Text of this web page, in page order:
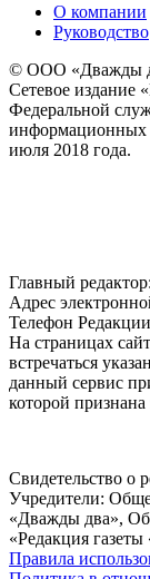
О компании
Руководство
© ООО «Дважды
Сетевое издание
Федеральной
информационных
июля 2018 года.
Главный
Адрес
Телефон
На страницах
встречаться
данный сервис
которой
Свидетельство
Учредители:
«Дважды два»,
«Редакция
Правила